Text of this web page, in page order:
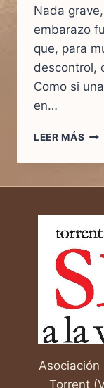
Nada
embarazo
que, para
descontrol,
Como si
en…
LEER MÁS ¿Y
NO
A
Asociación
Torrent